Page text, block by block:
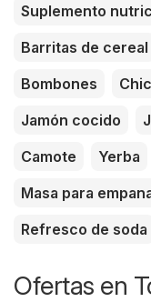
Suplemento
Barritas de cereal
Bombones
Jamón cocido
Camote
Yerba
Masa para
Refresco de soda
Ofertas en